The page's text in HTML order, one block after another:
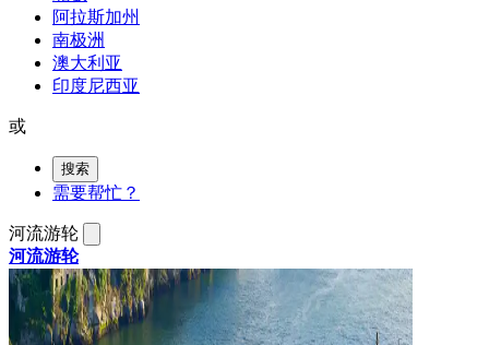
阿拉斯加州
南极洲
澳大利亚
印度尼西亚
或
搜索
需要帮忙？
河流游轮
河流游轮